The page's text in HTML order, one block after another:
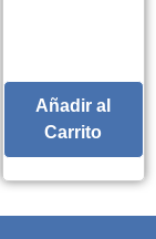
Añadir al
Carrito